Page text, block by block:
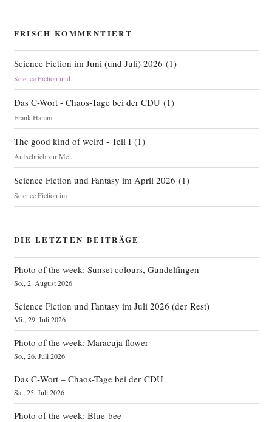
FRISCH KOMMENTIERT
Science Fiction im Juni (und Juli) 2026 (1)
Science Fiction und
Das C-Wort - Chaos-Tage bei der CDU(1)
Frank Hamm
The good kind of weird - Teil I(1)
Aufschrieb zur Me...
Science Fiction und Fantasy im April 2026 (1)
Science Fiction im
DIE LETZTEN BEITRÄGE
Photo of the week: Sunset colours, Gundelfingen
So., 2. August 2026
Science Fiction und Fantasy im Juli 2026 (der Rest)
Mi., 29. Juli 2026
Photo of the week: Maracuja flower
So., 26. Juli 2026
Das C‑Wort – Chaos-Tage bei der CDU
Sa., 25. Juli 2026
Photo of the week: Blue bee